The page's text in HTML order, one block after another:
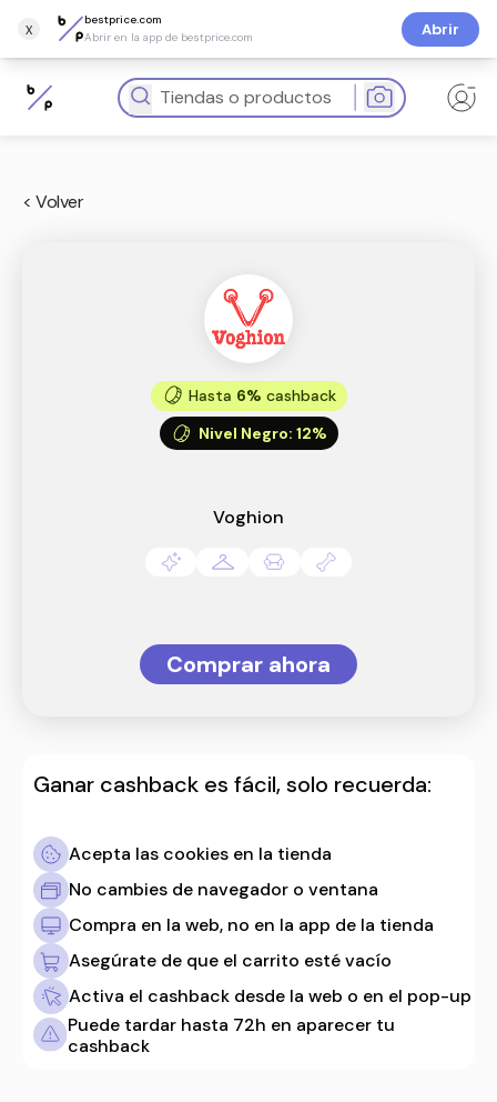
x
bestprice.com
Abrir en la app de bestprice.com
Abrir
< Volver
Hasta 6% cashback
Nivel Negro: 12%
Voghion
Comprar ahora
Ganar cashback es fácil, solo recuerda:
Acepta las cookies en la tienda
No cambies de navegador o ventana
Compra en la web, no en la app de la tienda
Asegúrate de que el carrito esté vacío
Activa el cashback desde la web o en el pop-up
Puede tardar hasta 72h en aparecer tu
cashback